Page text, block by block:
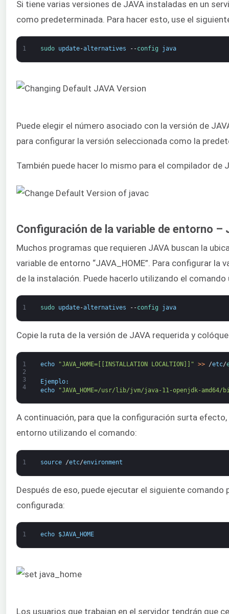
Si tiene varias versiones de JAVA instaladas en un
como predeterminada. Para hacer esto, use el
1 sudo update-alternatives --config java
Puede elegir el número asociado con la versión de
para configurar la versión seleccionada como la
También puede hacer lo mismo para el compilador de
Configuración de la variable de entorno –
Muchos programas que requieren JAVA buscan la
variable de entorno “JAVA_HOME”. Para configurar la
de la instalación. Puede hacerlo utilizando el
1 sudo update-alternatives --config java
Copie la ruta de la versión de JAVA requerida y
1
2
3
4
echo "JAVA_HOME=[[INSTALLATION LOCALTION]]" >> /etc/
Ejemplo:
echo
"JAVA_HOME=/usr/lib/jvm/java-11-openjdk-amd64/
A continuación, para que la configuración surta
entorno utilizando el comando:
1 source /etc/environment
Después de eso, puede ejecutar el siguiente comando
configurada:
1 echo $JAVA_HOME
Los usuarios que trabajan en el servidor tendrán que